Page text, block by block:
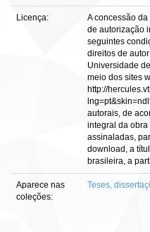
Licença:
A concessão
de autorização
seguintes
direitos de
Universidade
meio dos sites
http://
autorais, de
integral da
assinaladas,
download, a
brasileira, a
Aparece nas
coleções:
Teses,